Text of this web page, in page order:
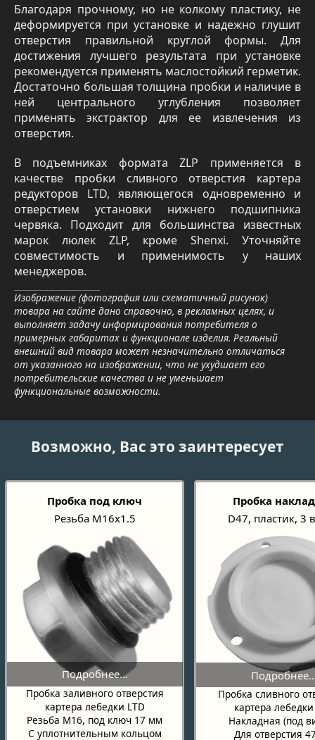
Благодаря прочному, но не колкому пластику, не
деформируется при установке и надежно глушит
отверстия правильной круглой формы. Для
достижения лучшего результата при установке
рекомендуется применять маслостойкий герметик.
Достаточно большая толщина пробки и наличие в
ней центрального углубления позволяет
применять экстрактор для ее извлечения из
отверстия.
В подъемниках формата ZLP применяется в
качестве пробки сливного отверстия картера
редукторов LTD, являющегося одновременно и
отверстием установки нижнего подшипника
червяка. Подходит для большинства известных
марок люлек ZLP, кроме Shenxi. Уточняйте
совместимость и применимость у наших
менеджеров.
Изображение (фотография или схематичный рисунок)
товара на сайте дано справочно, в рекламных целях, и
выполняет задачу информирования потребителя о
примерных габаритах и функционале изделия. Реальный
внешний вид товара может незначительно отличаться
от указанного на изображении, что не ухудшает его
потребительские качества и не уменьшает
функциональные возможности.
Возможно, Вас это заинтересует
Пробка под ключ
Резьба М16х1.5
Пробка заливного отверстия
картера лебедки LTD
Резьба М16, под ключ 17 мм
С уплотнительным кольцом
Пробка
D47, пластик, 3
Пробка сливного
картера
Накладная (под
Для отверстия